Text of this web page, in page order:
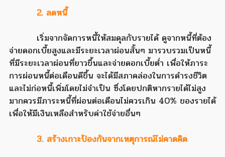
2. ลดหนี้
เริ่มจากจัดการหนี้ให้สมดุลกับรายได้ ดูจากหนี้ที่ต้อง
จ่ายดอกเบี้ยสูงและมีระยะเวลาผ่อนสั้นๆ มารวบรวมเป็นหนี้
ที่มีระยะเวลาผ่อนที่ยาวขึ้นและจ่ายดอกเบี้ยต่ำ เพื่อให้ภาระ
การผ่อนหนี้ต่อเดือนดีขึ้น จะได้มีสภาคล่องในการดำรงชีวิต
และไม่ก่อหนี้เพิ่มโดยไม่จำเป็น ซึ่งโดยปกติหากรายได้ไม่สูง
มากควรมีภาระหนี้ที่ผ่อนต่อเดือนไม่ควรเกิน 40% ของรายได้
เพื่อให้มีเงินเหลือสำหรับค่าใช้จ่ายอื่นๆ
3. สร้างเกาะป้องกันจากเหตุการณ์ไม่คาดคิด